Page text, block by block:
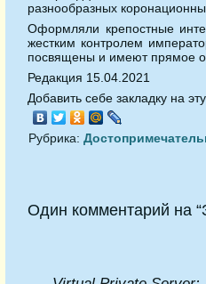
разнообразных
Оформляли крепостные
жестким контролем
посвящены и имеют прямое
Редакция 15.04.2021
Добавить себе закладку на
Рубрика:
Один комментарий на